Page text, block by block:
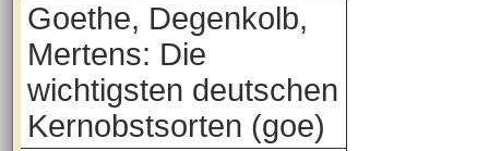
Goethe, Degenkolb,
Mertens: Die
wichtigsten deutschen
Kernobstsorten (goe)